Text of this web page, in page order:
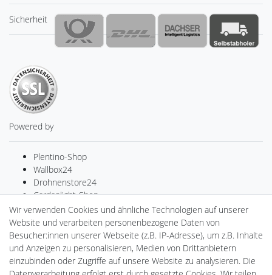
Sicherheit
Powered by
Plentino-Shop
Wallbox24
Drohnenstore24
Cardanlight-Shop
Batteriespeicher
PlentiSolar
Gebrauchtlicht
Ledkauf
DEYESOLAR
Lightech Connect
Wir verwenden Cookies und ähnliche Technologien auf unserer
Website und verarbeiten personenbezogene Daten von
Besucher:innen unserer Webseite (z.B. IP-Adresse), um z.B. Inhalte
und Anzeigen zu personalisieren, Medien von Drittanbietern
einzubinden oder Zugriffe auf unsere Website zu analysieren. Die